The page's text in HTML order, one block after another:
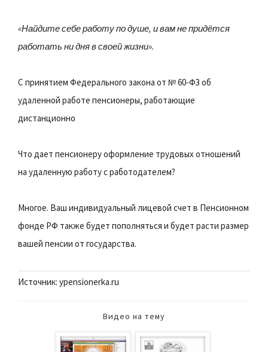
«Найдите себе работу по душе, и вам не придётся
работать ни дня в своей жизни».
С принятием Федерального закона от № 60-ФЗ об
удаленной работе пенсионеры, работающие
дистанционно
Что дает пенсионеру оформление трудовых отношений
на удаленную работу с работодателем?
Многое. Ваш индивидуальный лицевой счет в Пенсионном
фонде РФ также будет пополняться и будет расти размер
вашей пенсии от государства.
Источник: ypensionerka.ru
Видео на тему